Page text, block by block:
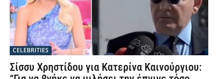
CELEBRITIES
Σίσσυ Χρηστίδου για Κατερίνα Καινούργιου: